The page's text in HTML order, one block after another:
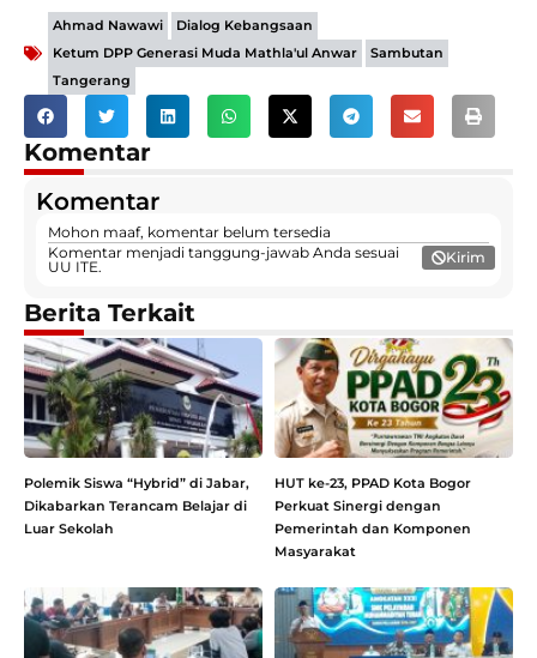
Ahmad Nawawi Dialog Kebangsaan
Ketum DPP Generasi Muda Mathla'ul Anwar
Sambutan
Tangerang
Komentar
Komentar
Mohon maaf, komentar belum tersedia
Komentar menjadi tanggung-jawab Anda sesuai
UU ITE.
Kirim
Berita Terkait
Polemik Siswa “Hybrid” di Jabar,
Dikabarkan Terancam Belajar di
Luar Sekolah
HUT ke-23, PPAD Kota Bogor
Perkuat Sinergi dengan
Pemerintah dan Komponen
Masyarakat